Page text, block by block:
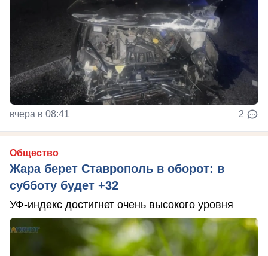
вчера в 08:41 2
Общество
Жара берет Ставрополь в оборот: в
субботу будет +32
УФ-индекс достигнет очень высокого уровня